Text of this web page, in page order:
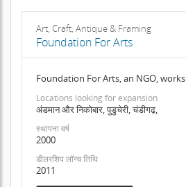
Art, Craft, Antique & Framing
Foundation For Arts
Foundation For Arts, an NGO,
Locations looking for expansion
अंडमान और निकोबार, पुडुचेरी, चंडीगढ़,
स्थापना वर्ष
2000
डीलरशिप लॉन्च तिथि
2011